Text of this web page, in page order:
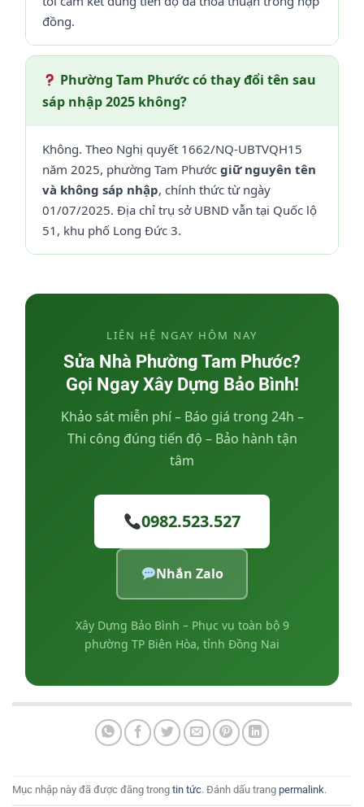
đồng.
Phường Tam Phước có thay đổi tên sau
sáp nhập 2025 không?
Không. Theo Nghị quyết 1662/NQ-UBTVQH15
năm 2025, phường Tam Phước giữ nguyên tên
và không sáp nhập, chính thức từ ngày
01/07/2025. Địa chỉ trụ sở UBND vẫn tại Quốc lộ
51, khu phố Long Đức 3.
LIÊN HỆ NGAY HÔM NAY
Sửa Nhà Phường Tam Phước?
Gọi Ngay Xây Dựng Bảo Bình!
Khảo sát miễn phí – Báo giá trong 24h –
Thi công đúng tiến độ – Bảo hành tận
tâm
0982.523.527
Nhắn Zalo
Xây Dựng Bảo Bình – Phục vụ toàn bộ 9
phường TP Biên Hòa, tỉnh Đồng Nai
Mục nhập này đã được đăng trong tin tức. Đánh dấu trang permalink.